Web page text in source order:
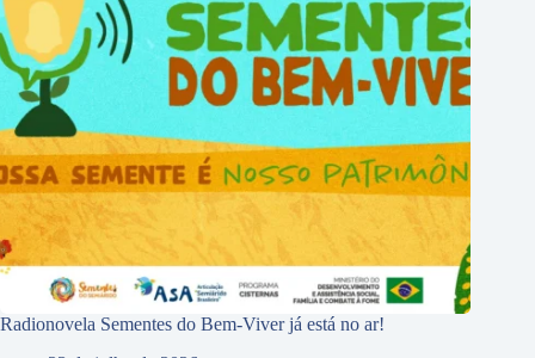
Radionovela Sementes do Bem-Viver já está no ar!